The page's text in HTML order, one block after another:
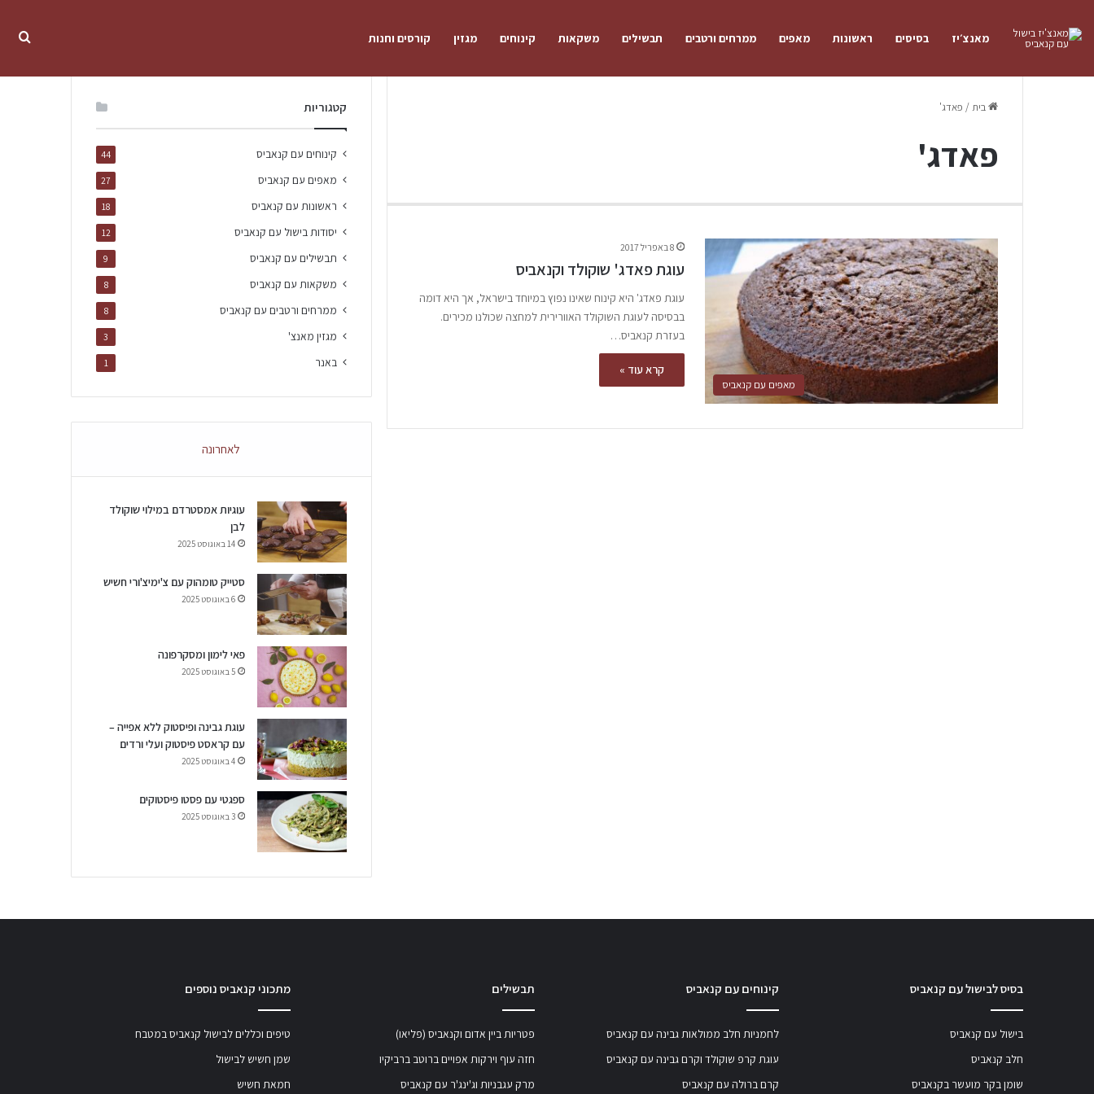
מאנצ׳יז בסיסים ראשונות מאפים ממרחים ורטבים תבשילים משקאות קינוחים מגזין קורסים וחנות
בית/ פאדג'
פאדג'
מאפים עם קנאביס
8 באפריל 2017
עוגת פאדג' שוקולד וקנאביס
עוגת פאדג' היא קינוח שאינו נפוץ במיוחד בישראל, אך היא דומה
בבסיסה לעוגת השוקולד האוורירית למחצה שכולנו מכירים.
בעזרת קנאביס…
קרא עוד »
קטגוריות
קינוחים עם קנאביס 44
מאפים עם קנאביס 27
ראשונות עם קנאביס 18
יסודות בישול עם קנאביס 12
תבשילים עם קנאביס 9
משקאות עם קנאביס 8
ממרחים ורטבים עם קנאביס 8
מגזין מאנצ' 3
באנר 1
לאחרונה
עוגיות אמסטרדם במילוי שוקולד
לבן
14 באוגוסט 2025
סטייק טומהוק עם צ'ימיצ'ורי חשיש
6 באוגוסט 2025
פאי לימון ומסקרפונה
5 באוגוסט 2025
עוגת גבינה ופיסטוק ללא אפייה –
עם קראסט פיסטוק ועלי ורדים
4 באוגוסט 2025
ספגטי עם פסטו פיסטוקים
3 באוגוסט 2025
בסיס לבישול עם קנאביס
בישול עם קנאביס
חלב קנאביס
שומן בקר מועשר בקנאביס
קינוחים עם קנאביס
לחמניות חלב ממולאות גבינה עם קנאביס
עוגת קרפ שוקולד וקרם גבינה עם קנאביס
קרם ברולה עם קנאביס
תבשילים
פטריות ביין אדום וקנאביס (פליאו)
חזה עוף וירקות אפויים ברוטב ברביקיו
מרק עגבניות וג'ינג'ר עם קנאביס
מתכוני קנאביס נוספים
טיפים וכללים לבישול קנאביס במטבח
שמן חשיש לבישול
חמאת חשיש